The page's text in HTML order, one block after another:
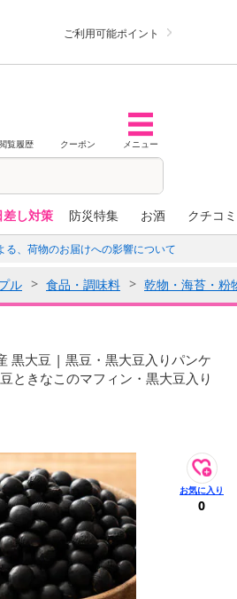
ご利用可能ポイント
覧履歴 クーポン メニュー
差し対策 防災特集 お酒 クチコ
る、荷物のお届けへの影響について
ル 食品・調味料 乾物・海苔・粉
黒大豆 | 黒豆・黒大豆入りパンケ
ときなこのマフィン・黒大豆入り
0